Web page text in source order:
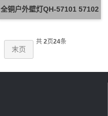
全铜户外壁灯QH-57101 57102
末页
共 2页24条